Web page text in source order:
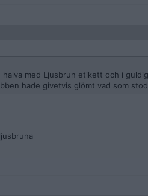
med Ljusbrun etikett och i
hade givetvis glömt vad som